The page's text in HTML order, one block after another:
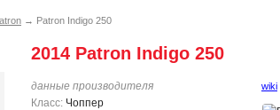
→ Patron Indigo 250
2014 Patron Indigo 250
данные производителя
Класс: Чоппер
wiki